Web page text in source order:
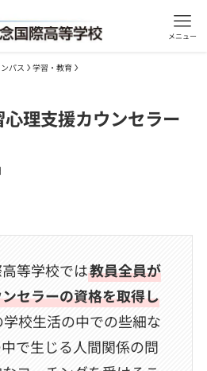
メニュー
パス 学習・教育
心理支援カウンセラー
等学校では教員全員が
セラーの資格を取得し
校生活の中での些細な
で生じる人間関係の問